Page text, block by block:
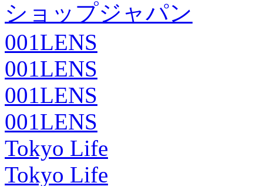
ショップジャパン
001LENS
001LENS
001LENS
001LENS
Tokyo Life
Tokyo Life